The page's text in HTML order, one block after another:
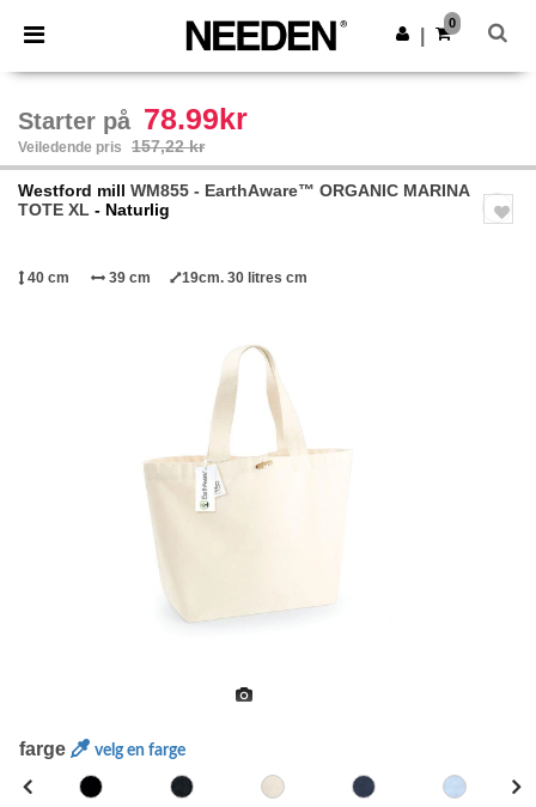
× Needen-app
Bedre priser i appen!
Last ned app
0
Starter på 78.99kr
Veiledende pris 157,22 kr
Westford mill WM855 - EarthAware™ ORGANIC MARINA
TOTE XL - Naturlig
40 cm 39 cm 19cm. 30 litres cm
farge velg en farge